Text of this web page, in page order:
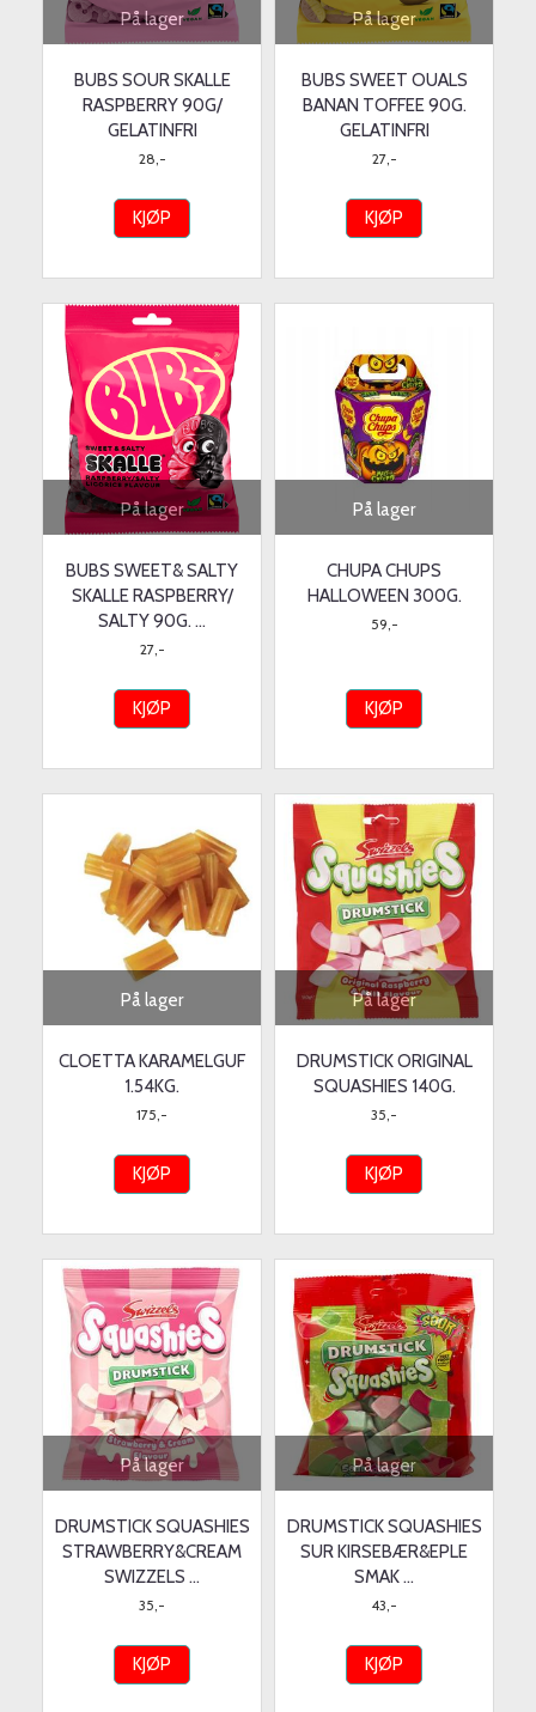
På lager
BUBS SOUR SKALLE
RASPBERRY 90G/
GELATINFRI
28,-
KJØP
På lager
BUBS SWEET OUALS
BANAN TOFFEE 90G.
GELATINFRI
27,-
KJØP
På lager
BUBS SWEET& SALTY
SKALLE RASPBERRY/
SALTY 90G. ...
27,-
KJØP
På lager
CHUPA CHUPS
HALLOWEEN 300G.
59,-
KJØP
På lager
CLOETTA KARAMELGUF
1.54KG.
175,-
KJØP
På lager
DRUMSTICK ORIGINAL
SQUASHIES 140G.
35,-
KJØP
På lager
DRUMSTICK SQUASHIES
STRAWBERRY&CREAM
SWIZZELS ...
35,-
KJØP
På lager
DRUMSTICK SQUASHIES
SUR KIRSEBÆR&EPLE
SMAK ...
43,-
KJØP